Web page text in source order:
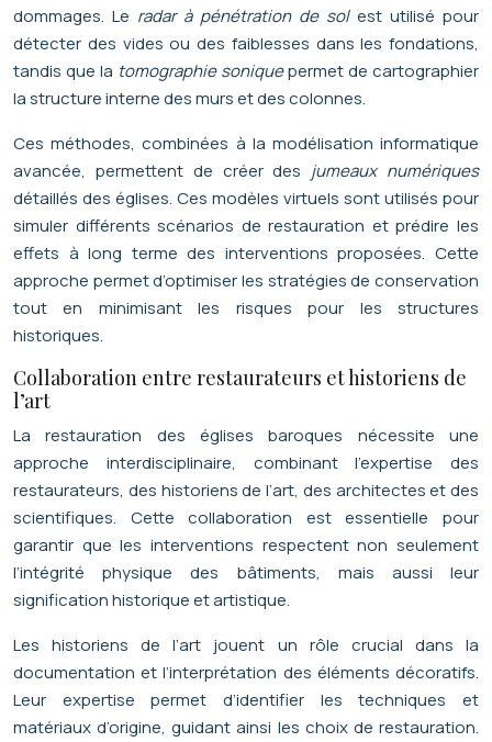
dommages. Le radar à pénétration de solest utilisé pour
détecter des vides ou des faiblesses dans les fondations,
tandis que la tomographie soniquepermet de cartographier
la structure interne des murs et des colonnes.
Ces méthodes, combinées à la modélisation informatique
avancée, permettent de créer des jumeaux numériques
détaillés des églises. Ces modèles virtuels sont utilisés pour
simuler différents scénarios de restauration et prédire les
effets à long terme des interventions proposées. Cette
approche permet d’optimiser les stratégies de conservation
tout en minimisant les risques pour les structures
historiques.
Collaboration entre restaurateurs et historiens de
l’art
La restauration des églises baroques nécessite une
approche interdisciplinaire, combinant l’expertise des
restaurateurs, des historiens de l’art, des architectes et des
scientifiques. Cette collaboration est essentielle pour
garantir que les interventions respectent non seulement
l’intégrité physique des bâtiments, mais aussi leur
signification historique et artistique.
Les historiens de l’art jouent un rôle crucial dans la
documentation et l’interprétation des éléments décoratifs.
Leur expertise permet d’identifier les techniques et
matériaux d’origine, guidant ainsi les choix de restauration.